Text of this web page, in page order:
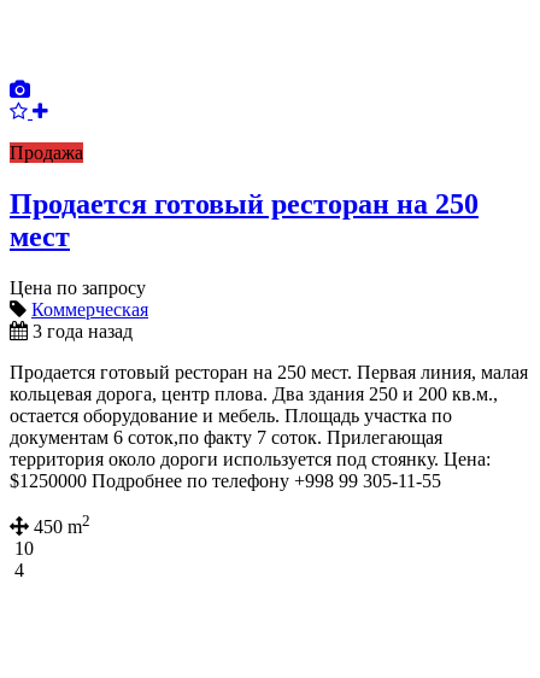
Продажа
Продается готовый ресторан на 250
мест
Цена по запросу
Коммерческая
3 года назад
Продается готовый ресторан на 250 мест. Первая линия, малая
кольцевая дорога, центр плова. Два здания 250 и 200 кв.м.,
остается оборудование и мебель. Площадь участка по
документам 6 соток,по факту 7 соток. Прилегающая
территория около дороги используется под стоянку. Цена:
$1250000 Подробнее по телефону +998 99 305-11-55
450 m2
10
4